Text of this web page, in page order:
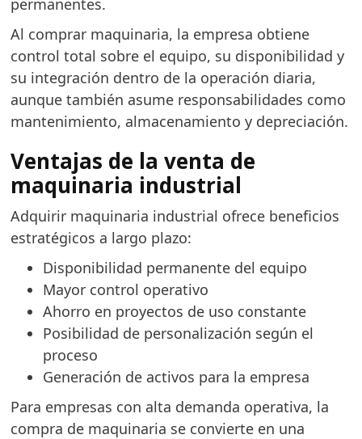
Al comprar maquinaria, la empresa obtiene
control total sobre el equipo, su disponibilidad y
su integración dentro de la operación diaria,
aunque también asume responsabilidades como
mantenimiento, almacenamiento y depreciación.
Ventajas de la venta de
maquinaria industrial
Adquirir maquinaria industrial ofrece beneficios
estratégicos a largo plazo:
Disponibilidad permanente del equipo
Mayor control operativo
Ahorro en proyectos de uso constante
Posibilidad de personalización según el
proceso
Generación de activos para la empresa
Para empresas con alta demanda operativa, la
compra de maquinaria se convierte en una